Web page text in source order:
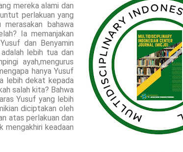
mereka alami dan
perlakuan yang
bahawa
Ia memanjakan
dan Benyamin
lebih tua dan
ayah,mengurus
hanya Yusuf
lebih dekat kepada
salah kita? Bahwa
Yusuf yang lebih
diciptakan oleh
atas perlakuan dan
mengakhiri keadaan